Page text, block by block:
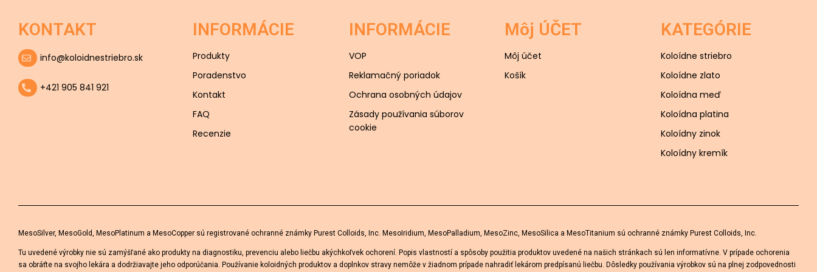
KONTAKT
info@koloidnestriebro.sk
+421 905 841 921
INFORMÁCIE
Produkty
Poradenstvo
Kontakt
FAQ
Recenzie
INFORMÁCIE
VOP
Reklamačný poriadok
Ochrana osobných údajov
Zásady používania súborov
cookie
Môj ÚČET
Môj účet
Košík
KATEGÓRIE
Koloídne striebro
Koloídne zlato
Koloídna meď
Koloídna platina
Koloídny zinok
Koloídny kremík
MesoSilver, MesoGold, MesoPlatinum a MesoCopper sú registrované ochranné známky Purest Colloids, Inc. MesoIridium, MesoPalladium, MesoZinc, MesoSilica a MesoTitanium sú ochranné známky Purest Colloids, Inc.
Tu uvedené výrobky nie sú zamýšľané ako produkty na diagnostiku, prevenciu alebo liečbu akýchkoľvek ochorení. Popis vlastností a spôsoby použitia produktov uvedené na našich stránkach sú len informatívne. V prípade ochorenia
sa obráťte na svojho lekára a dodržiavajte jeho odporúčania. Používanie koloidných produktov a doplnkov stravy nemôže v žiadnom prípade nahradiť lekárom predpísanú liečbu. Dôsledky používania výrobkov sú na plnej zodpovednosti